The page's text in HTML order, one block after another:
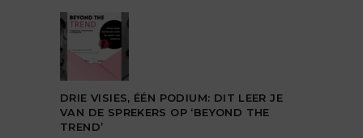
DRIE VISIES, ÉÉN PODIUM: DIT LEER JE
VAN DE SPREKERS OP ‘BEYOND THE
TREND’